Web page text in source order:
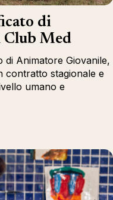
di
Club Med
di Animatore Giovanile,
contratto stagionale e
umano e